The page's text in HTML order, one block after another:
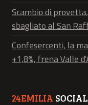
Scambio di
sbagliato al San
Confesercenti, la
+1,8%, frena Valle
24EMILIA SOCIAL